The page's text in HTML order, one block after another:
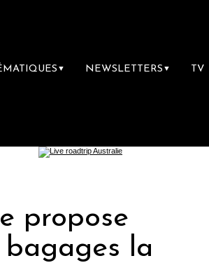
▼ NEWSLETTERS ▼ TV
propose
la